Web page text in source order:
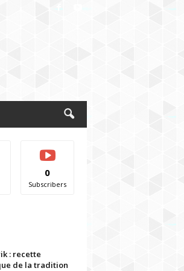
0
Subscribers
: recette
de la tradition